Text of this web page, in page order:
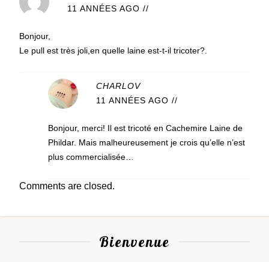
11 ANNÉES AGO //
Bonjour,
Le pull est très joli,en quelle laine est-t-il tricoter?.
CHARLOV
11 ANNÉES AGO //
Bonjour, merci! Il est tricoté en Cachemire Laine de
Phildar. Mais malheureusement je crois qu’elle n’est
plus commercialisée…
Comments are closed.
Bienvenue